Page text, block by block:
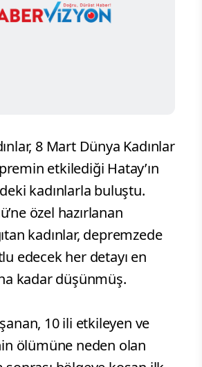
8 Mart Dünya Kadınlar
etkilediği Hatay’ın
kadınlarla buluştu.
özel hazırlanan
kadınlar, depremzede
edecek her detayı en
kadar düşünmüş.
10 ili etkileyen ve
ölümüne neden olan